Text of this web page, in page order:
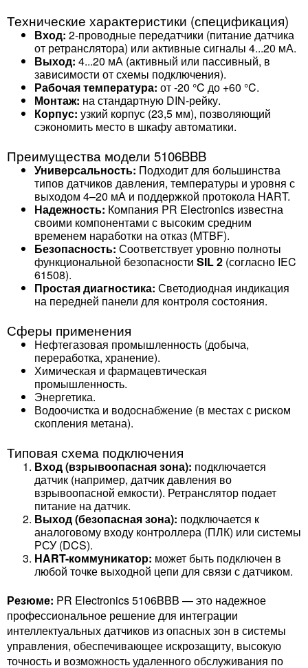
Технические характеристики (спецификация)
Вход: 2-проводные передатчики (питание датчика
от ретранслятора) или активные сигналы 4...20 мА.
Выход: 4...20 мА (активный или пассивный, в
зависимости от схемы подключения).
Рабочая температура: от -20 °C до +60 °C.
Монтаж: на стандартную DIN-рейку.
Корпус: узкий корпус (23,5 мм), позволяющий
сэкономить место в шкафу автоматики.
Преимущества модели 5106BBB
Универсальность: Подходит для большинства
типов датчиков давления, температуры и уровня с
выходом 4–20 мА и поддержкой протокола HART.
Надежность: Компания PR Electronics известна
своими компонентами с высоким средним
временем наработки на отказ (MTBF).
Безопасность: Соответствует уровню полноты
функциональной безопасности SIL 2 (согласно IEC
61508).
Простая диагностика: Светодиодная индикация
на передней панели для контроля состояния.
Сферы применения
Нефтегазовая промышленность (добыча,
переработка, хранение).
Химическая и фармацевтическая
промышленность.
Энергетика.
Водоочистка и водоснабжение (в местах с риском
скопления метана).
Типовая схема подключения
Вход (взрывоопасная зона): подключается
датчик (например, датчик давления во
взрывоопасной емкости). Ретранслятор подает
питание на датчик.
Выход (безопасная зона): подключается к
аналоговому входу контроллера (ПЛК) или системы
РСУ (DCS).
HART-коммуникатор: может быть подключен в
любой точке выходной цепи для связи с датчиком.
Резюме: PR Electronics 5106BBB — это надежное
профессиональное решение для интеграции
интеллектуальных датчиков из опасных зон в системы
управления, обеспечивающее искрозащиту, высокую
точность и возможность удаленного обслуживания по